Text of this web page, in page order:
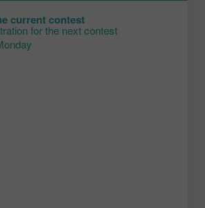
current contest
for the next contest